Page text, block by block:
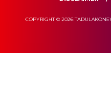
COPYRIGHT © 2026